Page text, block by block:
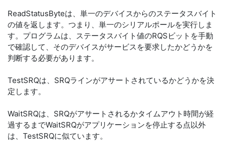
ReadStatusByteは、単一のデバイスからのステータスバイト
の値を返します。つまり、単一のシリアルポールを実行しま
す。プログラムは、ステータスバイト値のRQSビットを手動
で確認して、そのデバイスがサービスを要求したかどうかを
判断する必要があります。
TestSRQは、SRQラインがアサートされているかどうかを決
定します。
WaitSRQは、SRQがアサートされるかタイムアウト時間が経
過するまでWaitSRQがアプリケーションを停止する点以外
は、TestSRQに似ています。